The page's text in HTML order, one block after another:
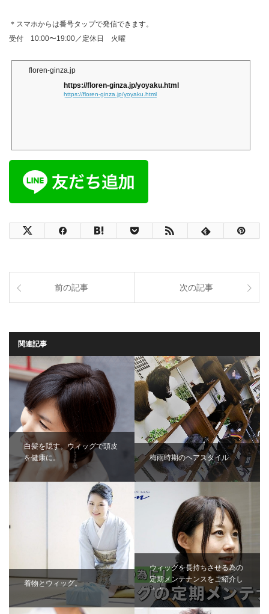
＊スマホからは番号タップで発信できます。
受付 10:00〜19:00／定休日 火曜
floren-ginza.jp
https://floren-ginza.jp/yoyaku.html
https://floren-ginza.jp/yoyaku.html
前の記事 次の記事
関連記事
白髪を隠す。ウィッグで頭皮
を健康に。
梅雨時期のヘアスタイル
着物とウィッグ。
ウィッグを長持ちさせる為の
定期メンテナンスをご紹介し
ます